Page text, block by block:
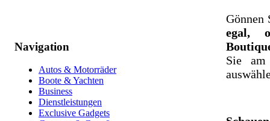
Navigation
Autos & Motorräder
Boote & Yachten
Business
Dienstleistungen
Exclusive Gadgets
Gönnen
egal,
Sie am